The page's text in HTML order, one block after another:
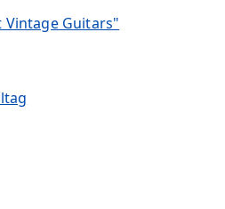
Vintage Guitars"